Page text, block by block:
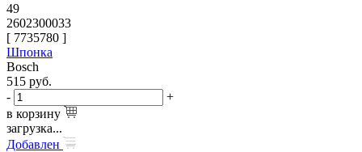
49
2602300033
[ 7735780 ]
Шпонка
Bosch
515 руб.
-
+
в корзину
загрузка...
Добавлен